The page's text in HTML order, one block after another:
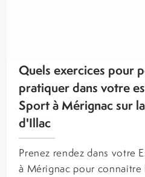
Quels exercices pour
pratiquer dans votre
Sport à Mérignac sur
d'Illac
Prenez rendez dans votre
à Mérignac pour